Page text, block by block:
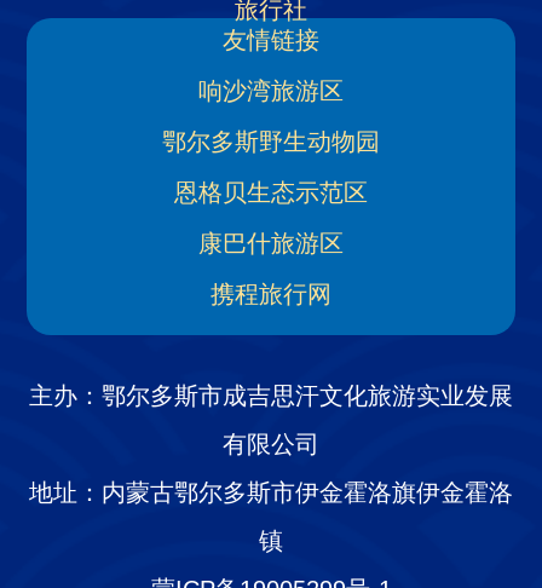
旅行社
友情链接
响沙湾旅游区
鄂尔多斯野生动物园
恩格贝生态示范区
康巴什旅游区
携程旅行网
主办：鄂尔多斯市成吉思汗文化旅游实业发展
有限公司
地址：内蒙古鄂尔多斯市伊金霍洛旗伊金霍洛
镇